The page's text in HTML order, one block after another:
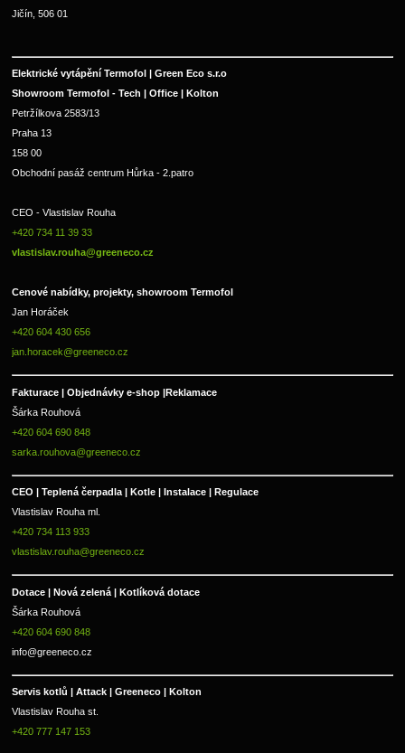
Jičín, 506 01
Elektrické vytápění Termofol | Green Eco s.r.o
Showroom Termofol - Tech | Office | Kolton
Petržílkova 2583/13
Praha 13
158 00
Obchodní pasáž centrum Hůrka - 2.patro
CEO - Vlastislav Rouha
+420 734 11 39 33
vlastislav.rouha@greeneco.cz
Cenové nabídky, projekty, showroom Termofol
Jan Horáček
+420 604 430 656
jan.horacek@greeneco.cz
Fakturace | Objednávky e-shop |Reklamace
Šárka Rouhová
+420 604 690 848
sarka.rouhova@greeneco.cz
CEO | Teplená čerpadla | Kotle | Instalace | Regulace
Vlastislav Rouha ml.
+420 734 113 933
vlastislav.rouha@greeneco.cz
Dotace | Nová zelená | Kotlíková dotace
Šárka Rouhová
+420 604 690 848
info@greeneco.cz
Servis kotlů | Attack | Greeneco | Kolton
Vlastislav Rouha st.
+420 777 147 153